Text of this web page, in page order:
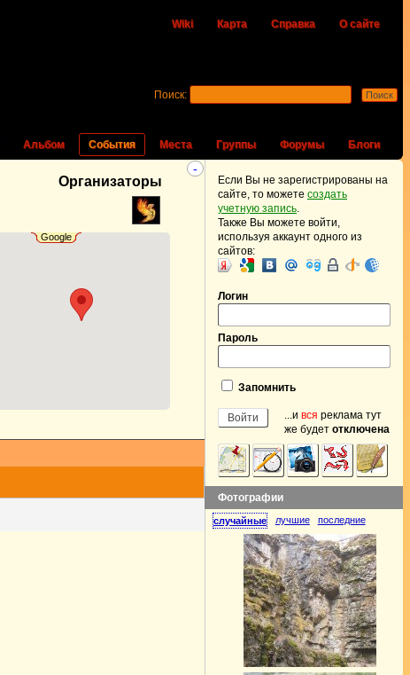
Wiki Карта Справка О сайте
Альбом События Места Группы Форумы Блоги
Поиск:
-
Организаторы
Google
Если Вы не зарегистрированы на
сайте, то можете создать
учетную запись.
Также Вы можете войти,
используя аккаунт одного из
сайтов:
Логин
Пароль
Запомнить
...и вся реклама тут
же будет отключена
Фотографии
случайные лучшие последние